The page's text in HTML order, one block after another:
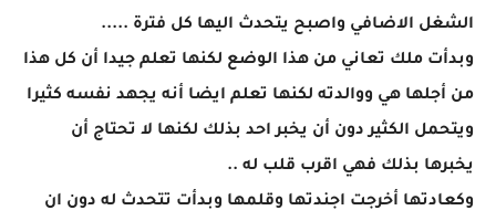
الشغل الاضافي واصبح يتحدث اليها كل فترة .....
وبدأت ملك تعاني من هذا الوضع لكنها تعلم جيدا أن كل هذا
من أجلها هي ووالدته لكنها تعلم ايضا أنه يجهد نفسه كثيرا
ويتحمل الكثير دون أن يخبر احد بذلك لكنها لا تحتاج أن
يخبرها بذلك فهي اقرب قلب له ..
وكعادتها أخرجت اجندتها وقلمها وبدأت تتحدث له دون ان